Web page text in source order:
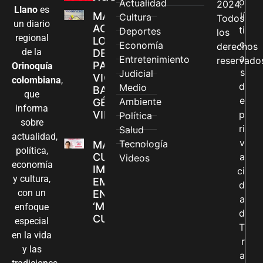
Llano es
un diario
regional
de la
Orinoquía
colombiana,
que
informa
sobre
actualidad,
política,
economía
y cultura,
con un
enfoque
especial
en la vida
y las
MÁS MUJERES
ACCEDEN A
LOS CANALES
DE ATENCIÓN
PARA
VIOLENCIAS
BASADAS EN
GÉNERO EN
VILLAVICENCIO
MADRES
CUIDADORAS
IMPULSAN SUS
EMPRENDIMIENTOS
EN LA FERIA
‘MANOS QUE
CUIDAN Y CREAN’
Actualidad
Cultura
Deportes
Economía
Entretenimiento
Judicial
Medio
Ambiente
Política
Salud
Tecnología
Videos
2024.
Todos
los
derechos
lí
ti
c
a
s
d
e
p
ri
v
a
ci
d
a
d
T
r
a